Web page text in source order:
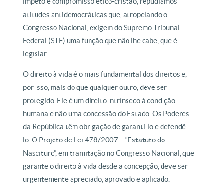
atitudes antidemocráticas que, atropelando o
Congresso Nacional, exigem do Supremo Tribunal
Federal (STF) uma função que não lhe cabe, que é
legislar.
O direito à vida é o mais fundamental dos direitos e,
por isso, mais do que qualquer outro, deve ser
protegido. Ele é um direito intrínseco à condição
humana e não uma concessão do Estado. Os Poderes
da República têm obrigação de garanti-lo e defendê-
lo. O Projeto de Lei 478/2007 – “Estatuto do
Nascituro”, em tramitação no Congresso Nacional, que
garante o direito à vida desde a concepção, deve ser
urgentemente apreciado, aprovado e aplicado.